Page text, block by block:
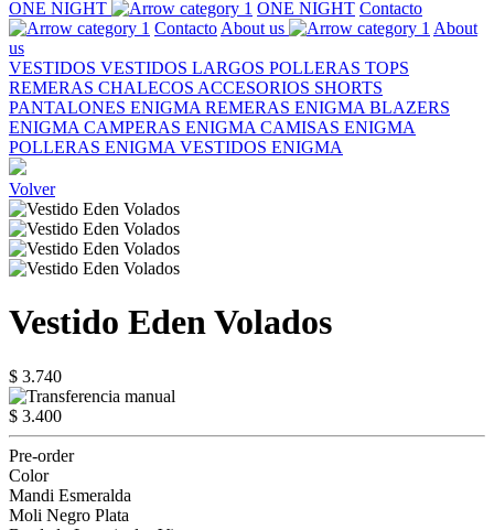
ONE NIGHT
ONE NIGHT Contacto
Contacto About us
About
us
VESTIDOS VESTIDOS LARGOS POLLERAS TOPS
REMERAS CHALECOS ACCESORIOS SHORTS
PANTALONES ENIGMA REMERAS ENIGMA BLAZERS
ENIGMA CAMPERAS ENIGMA CAMISAS ENIGMA
POLLERAS ENIGMA VESTIDOS ENIGMA
Volver
Vestido Eden Volados
$ 3.740
$ 3.400
Pre-order
Color
Mandi Esmeralda
Moli Negro Plata